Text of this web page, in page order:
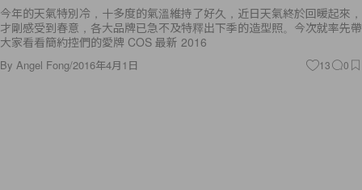
今年的天氣特別冷，十多度的氣溫維持了好久，近日天氣終於回暖起來，
才剛感受到春意，各大品牌已急不及特釋出下季的造型照。今次就率先帶
大家看看簡約控們的愛牌 COS 最新 2016
By Angel Fong/2016年4月1日 13 0